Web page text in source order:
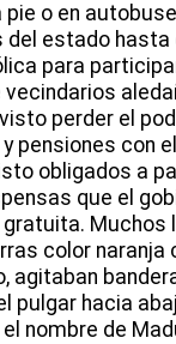
pie o en
estado hasta
para
perder el
pensiones con
obligados a
que el
Muchos
color naranja
agitaban
pulgar hacia
nombre de